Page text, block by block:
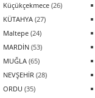
Küçükçekmece (26)
KÜTAHYA (27)
Maltepe (24)
MARDİN (53)
MUĞLA (65)
NEVŞEHİR (28)
ORDU (35)